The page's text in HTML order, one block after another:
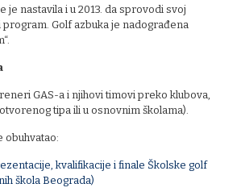
je nastavila i u 2013. da sprovodi svoj
Golf azbuka je nadograđena
GAS-a i njihovi timovi preko klubova,
tipa ili u osnovnim školama).
obuhvatao:
kvalifikacije i finale Školske golf
škola Beograda)